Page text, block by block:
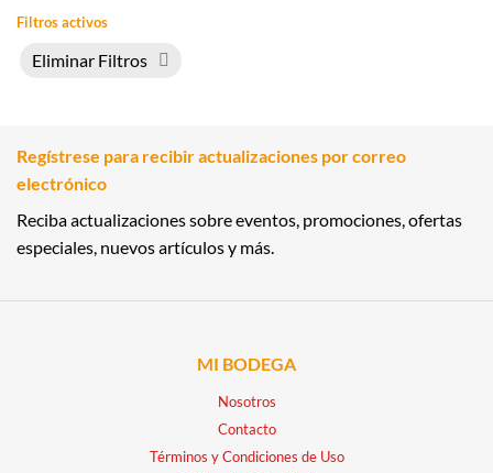
Filtros activos
Eliminar Filtros
Regístrese para recibir actualizaciones por correo
electrónico
Reciba actualizaciones sobre eventos, promociones, ofertas
especiales, nuevos artículos y más.
MI BODEGA
Nosotros
Contacto
Términos y Condiciones de Uso